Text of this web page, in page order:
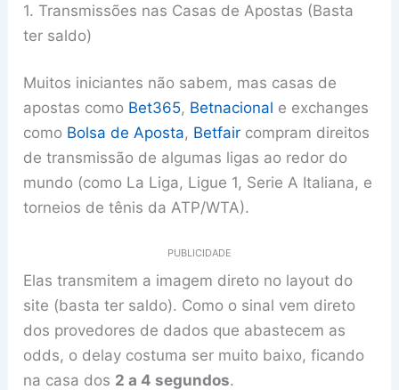
1. Transmissões nas Casas de Apostas (Basta
ter saldo)
Muitos iniciantes não sabem, mas casas de
apostas como Bet365, Betnacional e exchanges
como Bolsa de Aposta, Betfair compram direitos
de transmissão de algumas ligas ao redor do
mundo (como La Liga, Ligue 1, Serie A Italiana, e
torneios de tênis da ATP/WTA).
PUBLICIDADE
Elas transmitem a imagem direto no layout do
site (basta ter saldo). Como o sinal vem direto
dos provedores de dados que abastecem as
odds, o delay costuma ser muito baixo, ficando
na casa dos 2 a 4 segundos.